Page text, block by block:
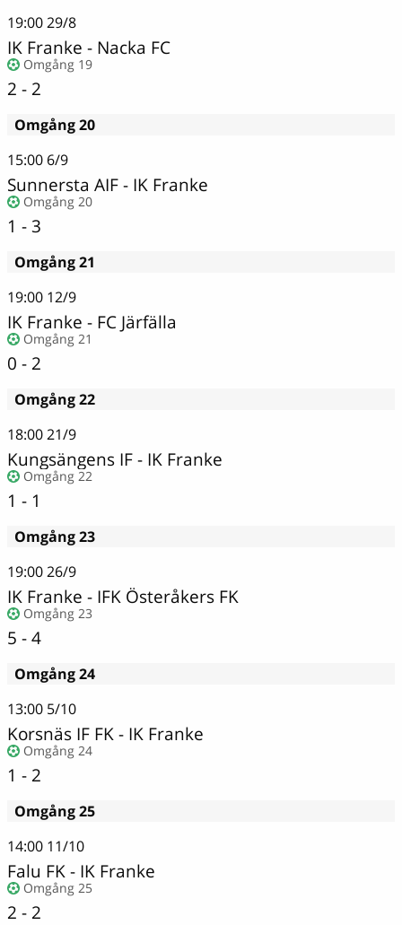
19:0029/8
IK Franke - Nacka FC
Omgång 19
2 - 2
Omgång 20
15:00 6/9
Sunnersta AIF- IK Franke
Omgång 20
1 - 3
Omgång 21
19:00 12/9
IK Franke - FC Järfälla
Omgång 21
0 - 2
Omgång 22
18:0021/9
Kungsängens IF - IK Franke
Omgång 22
1 - 1
Omgång 23
19:0026/9
IK Franke - IFK Österåkers FK
Omgång 23
5 - 4
Omgång 24
13:00 5/10
Korsnäs IF FK- IK Franke
Omgång 24
1 - 2
Omgång 25
14:00 11/10
Falu FK - IK Franke
Omgång 25
2 - 2